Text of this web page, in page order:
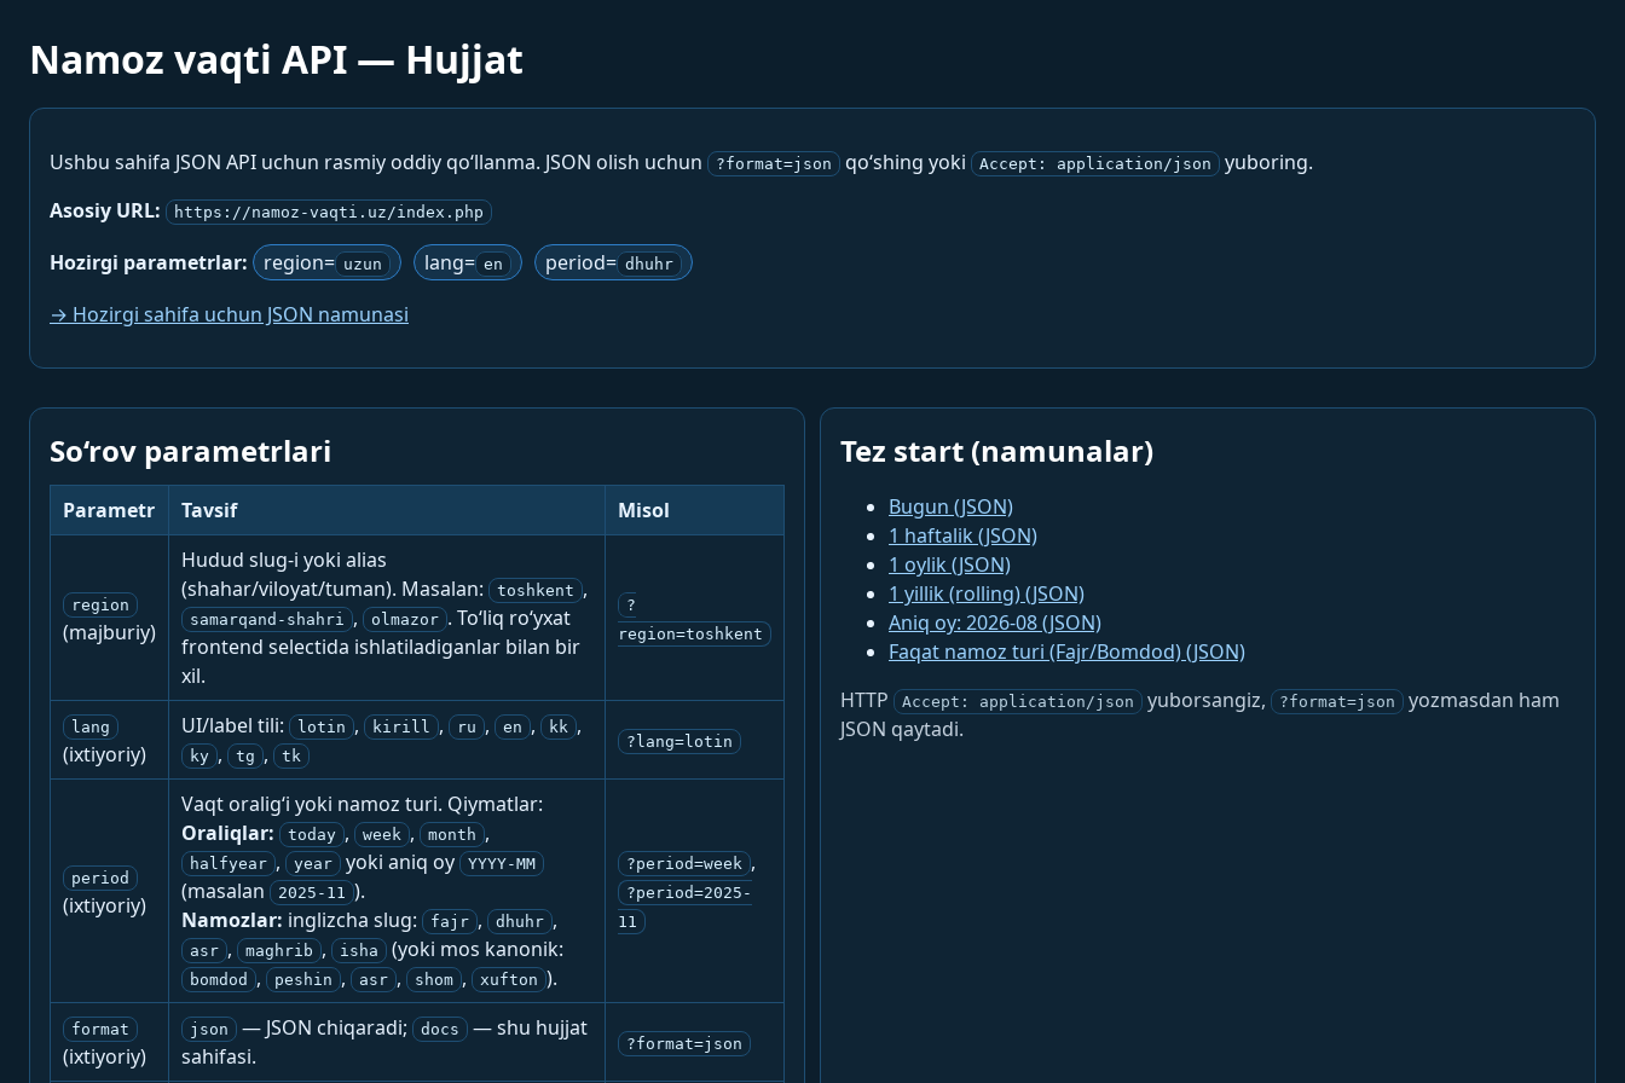
Namoz vaqti API — Hujjat
Ushbu sahifa JSON API uchun rasmiy oddiy qo‘llanma. JSON olish uchun ?format=json qo‘shing yoki Accept: application/json
yuboring.
Asosiy URL:
https://namoz-vaqti.uz/index.php
Hozirgi parametrlar: region= uzun lang= en period= dhuhr
→ Hozirgi sahifa uchun JSON namunasi
So‘rov parametrlari
Parametr Tavsif Misol
region
(majburiy)
Hudud slug-i yoki alias
(shahar/viloyat/tuman). Masalan:
toshkent ,
samarqand-shahri , olmazor . To‘liq ro‘yxat
frontend selectida ishlatiladiganlar bilan bir
xil.
?
region=toshkent
lang
(ixtiyoriy)
UI/label tili: lotin , kirill , ru , en , kk ,
ky , tg , tk
?lang=lotin
period
(ixtiyoriy)
Vaqt oralig‘i yoki namoz turi. Qiymatlar:
Oraliqlar:
today , week , month ,
halfyear , year yoki aniq oy YYYY-MM
(masalan 2025-11 ).
Namozlar: inglizcha slug: fajr , dhuhr ,
asr , maghrib , isha (yoki mos kanonik:
bomdod , peshin , asr , shom , xufton ).
?period=week ,
?period=2025-
11
format
(ixtiyoriy)
json — JSON chiqaradi; docs
— shu hujjat
sahifasi.
?format=json
Tez start (namunalar)
Bugun (JSON)
1 haftalik (JSON)
1 oylik (JSON)
1 yillik (rolling) (JSON)
Aniq oy: 2026-08 (JSON)
Faqat namoz turi (Fajr/Bomdod) (JSON)
HTTP
Accept: application/json yuborsangiz, ?format=json
yozmasdan ham
JSON qaytadi.